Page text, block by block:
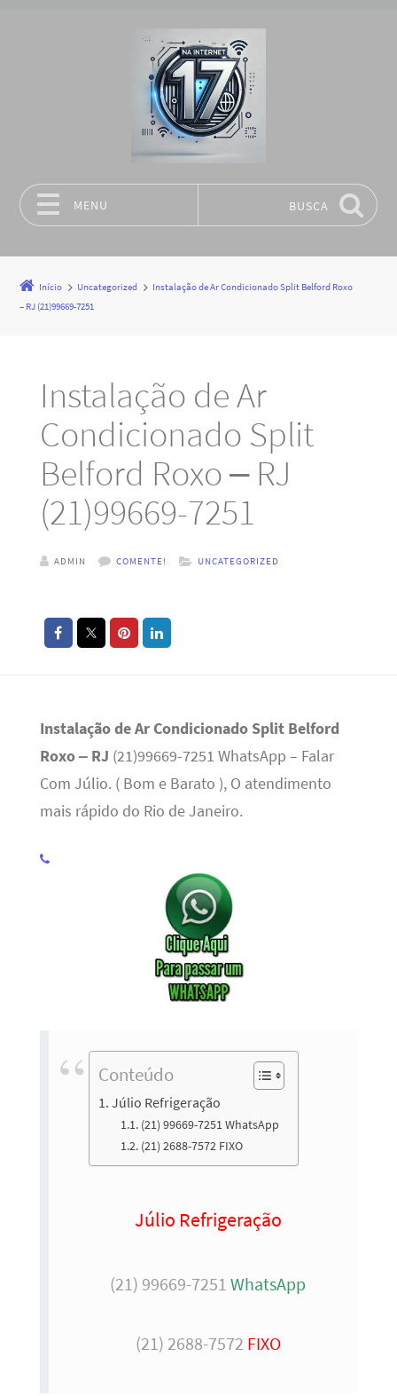
MENU BUSCA
Início Uncategorized
Instalação de Ar Condicionado Split Belford Roxo
– RJ (21)99669-7251
Instalação de Ar
Condicionado Split
Belford Roxo – RJ
(21)99669-7251
ADMIN COMENTE! UNCATEGORIZED
Instalação de Ar Condicionado Split Belford
Roxo – RJ (21)99669-7251 WhatsApp – Falar
Com Júlio. ( Bom e Barato ), O atendimento
mais rápido do Rio de Janeiro.
Conteúdo
Júlio Refrigeração
(21) 99669-7251 WhatsApp
(21) 2688-7572 FIXO
Júlio Refrigeração
(21) 99669-7251WhatsApp
(21) 2688-7572 FIXO